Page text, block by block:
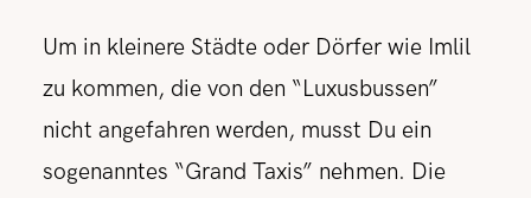
Um in kleinere Städte oder Dörfer wie Imlil
zu kommen, die von den “Luxusbussen”
nicht angefahren werden, musst Du ein
sogenanntes “Grand Taxis” nehmen. Die